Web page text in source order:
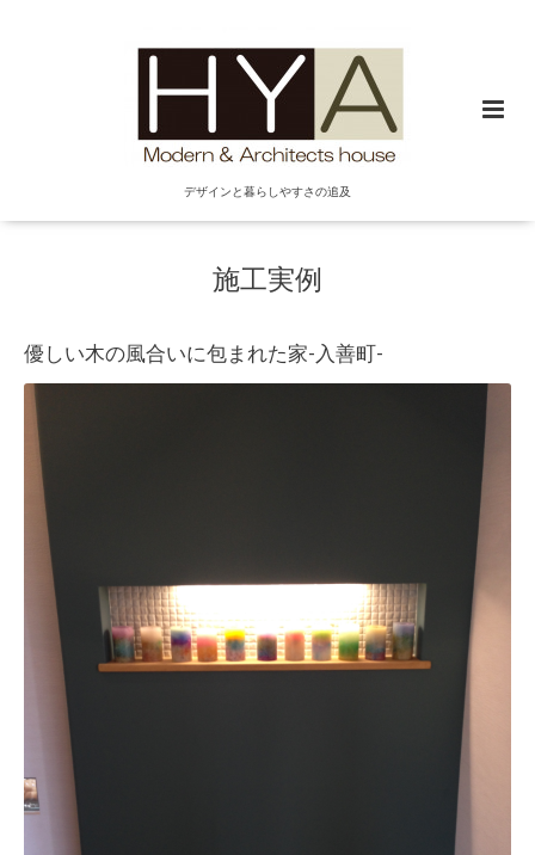
デザインと暮らしやすさの追及
施工実例
優しい木の風合いに包まれた家-入善町-